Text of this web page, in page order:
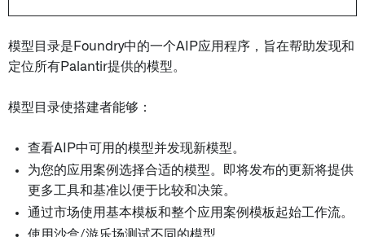
模型目录是Foundry中的一个AIP应用程序，旨在帮助发现和
定位所有Palantir提供的模型。
模型目录使搭建者能够：
查看AIP中可用的模型并发现新模型。
为您的应用案例选择合适的模型。即将发布的更新将提供
更多工具和基准以便于比较和决策。
通过市场使用基本模板和整个应用案例模板起始工作流。